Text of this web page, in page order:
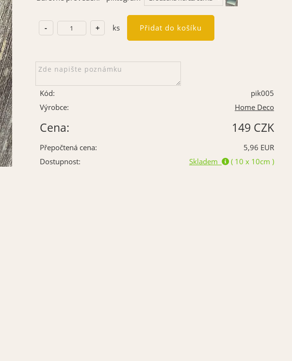
ks
Kód:
pik005
Výrobce:
Home Deco
Cena: 149 CZK
Přepočtená cena:
5,96 EUR
Dostupnost:
Skladem ( 10 x 10cm )